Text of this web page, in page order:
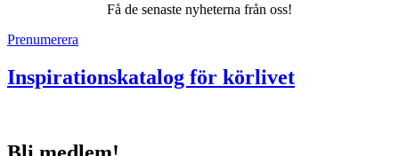
Få de senaste nyheterna från oss!
Prenumerera
Inspirationskatalog för körlivet